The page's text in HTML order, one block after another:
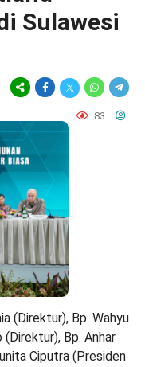
Sulawesi
83
(Direktur), Bp. Wahyu
Bp. Anhar
Ciputra (Presiden